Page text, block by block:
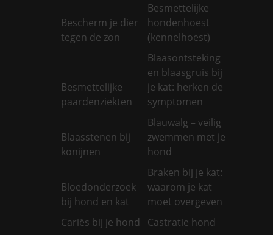
Bescherm je dier
tegen de zon
Besmettelijke
hondenhoest
(kennelhoest)
Besmettelijke
paardenziekten
Blaasontsteking
en blaasgruis bij
je kat: herken de
symptomen
Blaasstenen bij
konijnen
Blauwalg – veilig
zwemmen met je
hond
Bloedonderzoek
bij hond en kat
Braken bij je kat:
waarom je kat
moet overgeven
Cariës bij je hond
Castratie hond